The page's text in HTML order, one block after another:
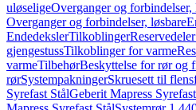
uløseligeOverganger og forbindelser,
Overganger og forbindelser, løsbare
EndedekslerTilkoblinger
gjengestussTilkoblinger for varme
varmeTilbehørBeskyttelse for rør og
rørSystempakningerSkruesett til
Syrefast StålGeberit Mapress